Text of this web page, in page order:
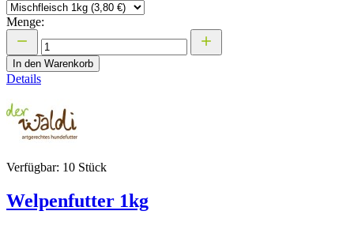
Menge:
In den Warenkorb
Details
Verfügbar: 10 Stück
Welpenfutter 1kg